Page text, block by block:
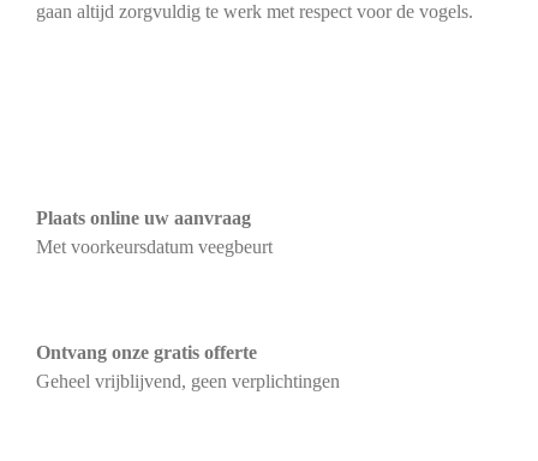
gaan altijd zorgvuldig te werk met respect voor de vogels.
Plaats online uw aanvraag
Met voorkeursdatum veegbeurt
Ontvang onze gratis offerte
Geheel vrijblijvend, geen verplichtingen